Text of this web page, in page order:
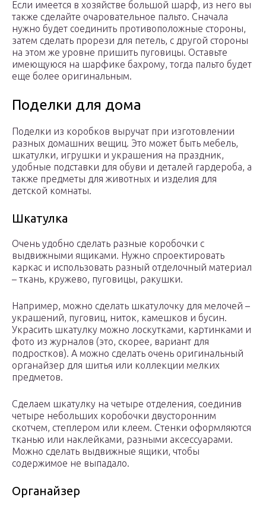
Если имеется в хозяйстве большой шарф, из него вы
также сделайте очаровательное пальто. Сначала
нужно будет соединить противоположные стороны,
затем сделать прорези для петель, с другой стороны
на этом же уровне пришить пуговицы. Оставьте
имеющуюся на шарфике бахрому, тогда пальто будет
еще более оригинальным.
Поделки для дома
Поделки из коробков выручат при изготовлении
разных домашних вещиц. Это может быть мебель,
шкатулки, игрушки и украшения на праздник,
удобные подставки для обуви и деталей гардероба, а
также предметы для животных и изделия для
детской комнаты.
Шкатулка
Очень удобно сделать разные коробочки с
выдвижными ящиками. Нужно спроектировать
каркас и использовать разный отделочный материал
– ткань, кружево, пуговицы, ракушки.
Например, можно сделать шкатулочку для мелочей –
украшений, пуговиц, ниток, камешков и бусин.
Украсить шкатулку можно лоскутками, картинками и
фото из журналов (это, скорее, вариант для
подростков). А можно сделать очень оригинальный
органайзер для шитья или коллекции мелких
предметов.
Сделаем шкатулку на четыре отделения, соединив
четыре небольших коробочки двусторонним
скотчем, степлером или клеем. Стенки оформляются
тканью или наклейками, разными аксессуарами.
Можно сделать выдвижные ящики, чтобы
содержимое не выпадало.
Органайзер